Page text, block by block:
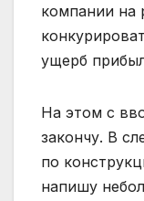
компании на
ущерб
На этом с
закончу. В
по
напишу